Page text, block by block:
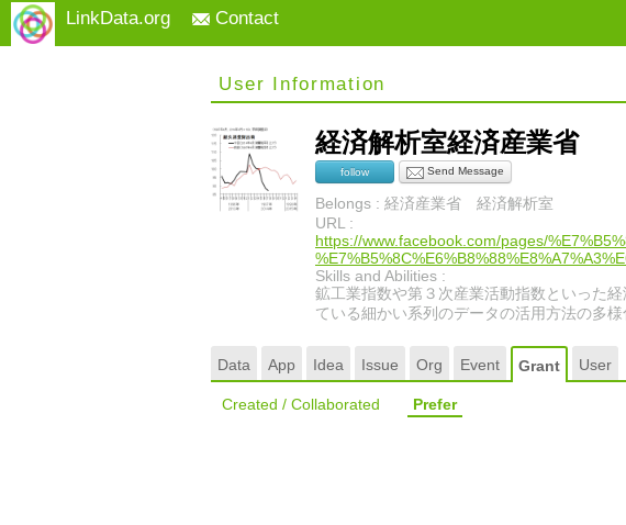
LinkData.org Contact
User Information
経済解析室経済産業省
follow Send Message
Belongs : 経済産業省 経済解析室
URL :
https://www.facebook.com/pages/
Skills and Abilities :
鉱工業指数や第３次産業活動指数といった
ている細かい系列のデータの活用方法の多
Data App Idea Issue Org Event Grant User
Created / Collaborated Prefer